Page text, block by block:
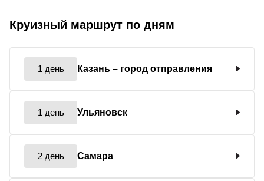
Круизный маршрут по дням
1 день Казань – город отправления
1 день Ульяновск
2 день Самара